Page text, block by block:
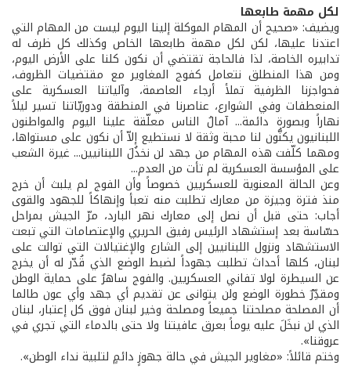
لكل مهمة طابعها
ويضيف: «صحيح أن المهام الموكلة إلينا اليوم ليست من المهام التي
اعتدنا عليها، لكن لكل مهمة طابعها الخاص وكذلك كل ظرف له
تدابيره الخاصة، لذا فالحاجة تقتضي أن نكون كلنا على الأرض اليوم،
ومن هذا المنطلق نتعامل كفوج المغاوير مع مقتضيات الظروف،
فحواجزنا الظرفية تملأ أرجاء العاصمة، وآلياتنا العسكرية على
المنعطفات وفي الشوارع، عناصرنا في المنطقة ودوريّاتنا تسير ليلاً
نهاراً وبصورة دائمة... آمالُ الناس معلّقة علينا اليوم والمواطنون
اللبنانيون يكنُّون لنا محبة وثقة لا نستطيع إلاّ أن نكون على مستواها،
ومهما كلّفت هذه المهام من جهد لن نخذُلَ اللبنانيين... غيرة الشعب
على المؤسسة العسكرية لم تأت من العدم...
وعن الحالة المعنوية للعسكريين خصوصاً وأن الفوج لم يلبث أن خرج
منذ فترة وجيزة من معارك تطلبت منه تعبأ وإنهاكاً للجهود والقوى
أجاب: حتى قبل أن نصل إلى معارك نهر البارد، مرّ الجيش بمراحل
حسّاسة بعد إستشهاد الرئيس رفيق الحريري والإعتصامات التي تبعت
الاستشهاد ونزول اللبنانيين إلى الشارع والإغتيالات التي توالت على
لبنان، كلها أحداث تطلبت جهوداً لضبط الوضع الذي قُدّر له أن يخرج
عن السيطرة لولا تفاني العسكريين. والفوج ساهرٌ على حماية الوطن
ومقدِّرٌ خطورة الوضع ولن يتوانى عن تقديم أي جهد وأي عون طالما
أن المصلحة مصلحتنا جميعاً ومصلحة وخير لبنان فوق كل إعتبار، لبنان
الذي لن نبخَلَ عليه يوماً بعرق عافيتنا ولا حتى بالدماء التي تجري في
عروقنا».
وختم قائلاً: «مغاوير الجيش في حالة جهوزٍ دائمٍ لتلبية نداء الوطن».